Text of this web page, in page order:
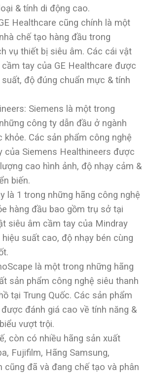
& tính di động cao.
Healthcare cũng chính là một
chế tạo hàng đầu trong
vụ thiết bị siêu âm. Các cái vật
tay của GE Healthcare được
độ đúng chuẩn mực & tính
Siemens là một trong
công ty dẫn đầu ở ngành
khỏe. Các sản phẩm công nghệ
của Siemens Healthineers được
cao hình ảnh, độ nhạy cảm &
biến.
là 1 trong những hãng công nghệ
hàng đầu bao gồm trụ sở tại
siêu âm cầm tay của Mindray
suất cao, độ nhạy bén cùng
là một trong những hãng
sản phẩm công nghệ siêu thanh
tại Trung Quốc. Các sản phẩm
đánh giá cao về tính năng &
vượt trội.
còn có nhiều hãng sản xuất
Fujifilm, Hãng Samsung,
cũng đã và đang chế tạo và phân